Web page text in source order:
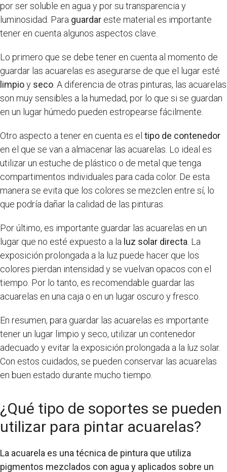
por ser soluble en agua y por su transparencia y
luminosidad. Para guardar este material es importante
tener en cuenta algunos aspectos clave.
Lo primero que se debe tener en cuenta al momento de
guardar las acuarelas es asegurarse de que el lugar esté
limpioy seco. A diferencia de otras pinturas, las acuarelas
son muy sensibles a la humedad, por lo que si se guardan
en un lugar húmedo pueden estropearse fácilmente.
Otro aspecto a tener en cuenta es el tipo de contenedor
en el que se van a almacenar las acuarelas. Lo ideal es
utilizar un estuche de plástico o de metal que tenga
compartimentos individuales para cada color. De esta
manera se evita que los colores se mezclen entre sí, lo
que podría dañar la calidad de las pinturas.
Por último, es importante guardar las acuarelas en un
lugar que no esté expuesto a la luz solar directa. La
exposición prolongada a la luz puede hacer que los
colores pierdan intensidad y se vuelvan opacos con el
tiempo. Por lo tanto, es recomendable guardar las
acuarelas en una caja o en un lugar oscuro y fresco.
En resumen, para guardar las acuarelas es importante
tener un lugar limpio y seco, utilizar un contenedor
adecuado y evitar la exposición prolongada a la luz solar.
Con estos cuidados, se pueden conservar las acuarelas
en buen estado durante mucho tiempo.
¿Qué tipo de soportes se pueden
utilizar para pintar acuarelas?
La acuarela es una técnica de pintura que utiliza
pigmentos mezclados con agua y aplicados sobre un